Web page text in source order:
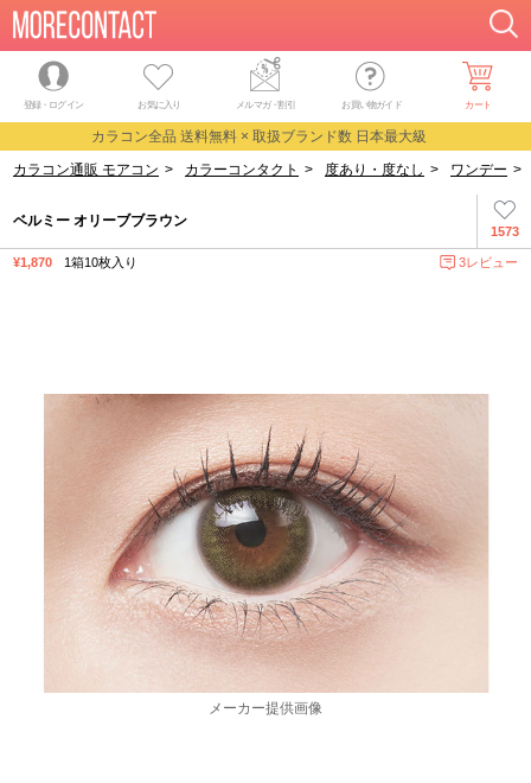
登録・ログイン お気に入り メルマガ・割引 お買い物ガイド カート
カラコン全品 送料無料 × 取扱ブランド数 日本最大級
カラコン通販 モアコン > カラーコンタクト > 度あり・度なし > ワンデー >
1573
ベルミー オリーブブラウン
¥1,870 1箱10枚入り 3レビュー